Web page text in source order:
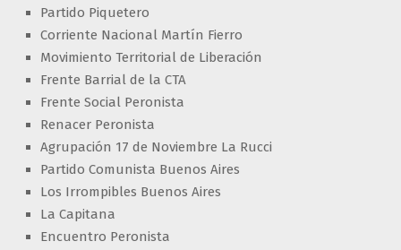
Partido Piquetero
Corriente Nacional Martín Fierro
Movimiento Territorial de Liberación
Frente Barrial de la CTA
Frente Social Peronista
Renacer Peronista
Agrupación 17 de Noviembre La Rucci
Partido Comunista Buenos Aires
Los Irrompibles Buenos Aires
La Capitana
Encuentro Peronista